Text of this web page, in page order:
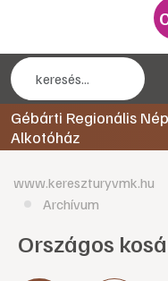
Gébárti Regionális
Alkotóház
www.kereszturyvmk.hu
Archívum
Országos